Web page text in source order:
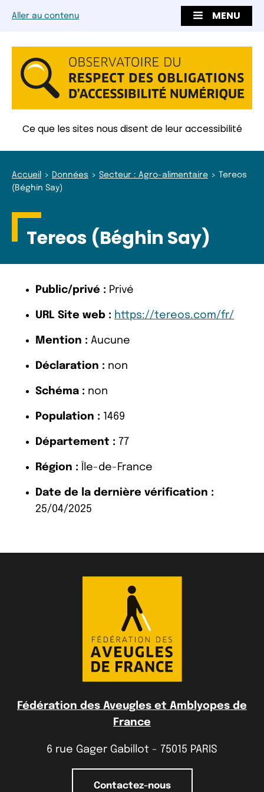
Aller au contenu MENU
Ce que les sites nous disent de leur accessibilité
Accueil Données Secteur : Agro-alimentaire
Tereos
(Béghin Say)
Tereos (Béghin Say)
Public/privé : Privé
URL Site web : https://tereos.com/fr/
Mention : Aucune
Déclaration : non
Schéma : non
Population : 1469
Département : 77
Région : Île-de-France
Date de la dernière vérification :
25/04/2025
Fédération des Aveugles et Amblyopes de
France
6 rue Gager Gabillot - 75015 PARIS
Contactez-nous